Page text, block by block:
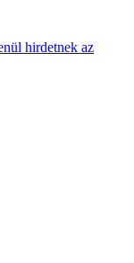
hirdetnek az